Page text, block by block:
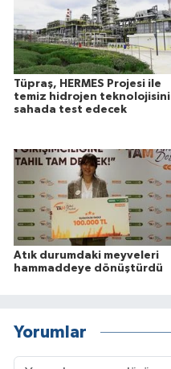
Tüpraş, HERMES Projesi ile
temiz hidrojen teknolojisini
sahada test edecek
Atık durumdaki meyveleri
hammaddeye dönüştürdü
Yorumlar